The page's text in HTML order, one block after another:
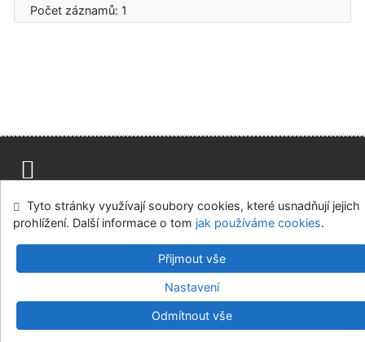
Počet záznamů: 1
Mapa stránek Přístupnost
Soukromí
Modul OpenSearch
Napište nám Nastavení cookies
Univerzitní knihovna - Univerzita Hradec Králové
v.4.8.63a-Cosmotron Bohemia, s.r.o.
Tyto stránky využívají soubory cookies, které usnadňují jejich
prohlížení. Další informace o tom jak používáme cookies.
Přijmout vše
Nastavení
Odmítnout vše